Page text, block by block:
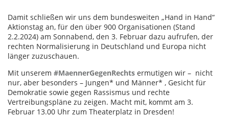
Damit schließen wir uns dem bundesweiten „Hand in Hand“
Aktionstag an, für den über 900 Organisationen (Stand
2.2.2024) am Sonnabend, den 3. Februar dazu aufrufen, der
rechten Normalisierung in Deutschland und Europa nicht
länger zuzuschauen.
Mit unserem #MaennerGegenRechts ermutigen wir – nicht
nur, aber besonders – Jungen* und Männer* , Gesicht für
Demokratie sowie gegen Rassismus und rechte
Vertreibungspläne zu zeigen. Macht mit, kommt am 3.
Februar 13.00 Uhr zum Theaterplatz in Dresden!